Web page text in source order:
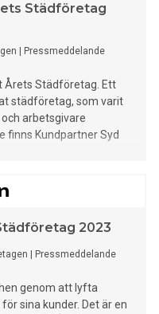
Städföretag
Pressmeddelande
Årets Städföretag. Ett
städföretag, som varit
arbetsgivare
finns Kundpartner Syd
2023
Pressmeddelande
genom att lyfta
sina kunder. Det är en